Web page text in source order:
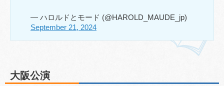
— ハロルドとモード (@HAROLD_MAUDE_jp)
September 21, 2024
大阪公演